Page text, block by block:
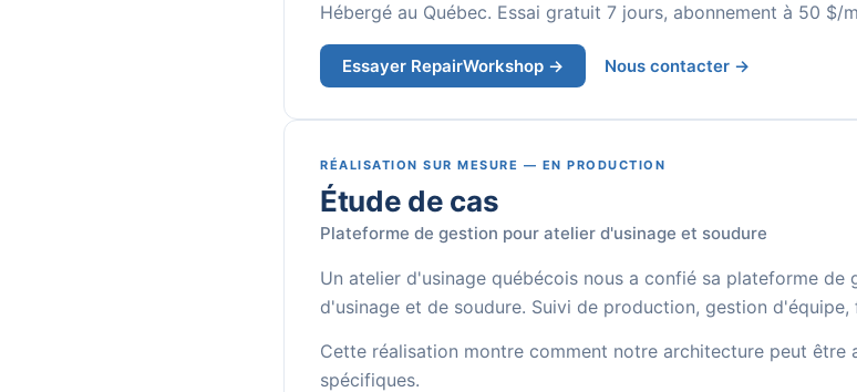
Hébergé au Québec. Essai gratuit 7 jours, abonnement à 50 $/
Essayer RepairWorkshop → Nous contacter →
RÉALISATION SUR MESURE — EN PRODUCTION
Étude de cas
Plateforme de gestion pour atelier d'usinage et soudure
Un atelier d'usinage québécois nous a confié sa plateforme de
d'usinage et de soudure. Suivi de production, gestion
Cette réalisation montre comment notre architecture peut être
spécifiques.